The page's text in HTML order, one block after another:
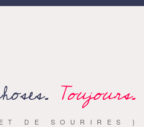
Toujours.
DE SOURIRES }